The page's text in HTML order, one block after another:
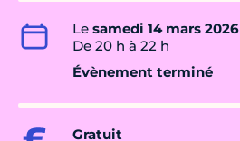
Le samedi 14 mars 2026
De 20 h à 22 h
Évènement terminé
Gratuit